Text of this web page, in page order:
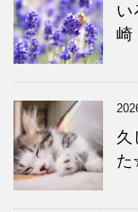
い
崎
久
た